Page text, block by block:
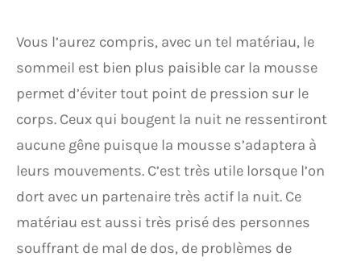
Vous l’aurez compris, avec un tel matériau, le
sommeil est bien plus paisible car la mousse
permet d’éviter tout point de pression sur le
corps. Ceux qui bougent la nuit ne ressentiront
aucune gêne puisque la mousse s’adaptera à
leurs mouvements. C’est très utile lorsque l’on
dort avec un partenaire très actif la nuit. Ce
matériau est aussi très prisé des personnes
souffrant de mal de dos, de problèmes de